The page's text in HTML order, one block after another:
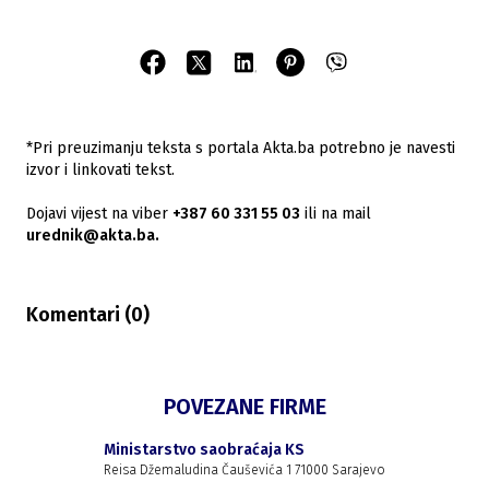
*Pri preuzimanju teksta s portala Akta.ba potrebno je navesti
izvor i linkovati tekst.
Dojavi vijest na viber +387 60 331 55 03 ili na mail
urednik@akta.ba.
Komentari (0)
POVEZANE FIRME
Ministarstvo saobraćaja KS
Reisa Džemaludina Čauševića 1 71000 Sarajevo